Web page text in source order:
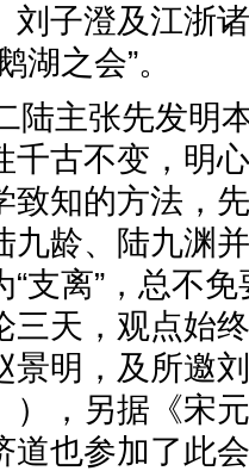
刘子澄及江浙
湖之会”。
陆主张先发明
千古不变，明
致知的方法，
九龄、陆九渊
支离”，总不
三天，观点始
景明，及所邀
），另据《宋
道也参加了此